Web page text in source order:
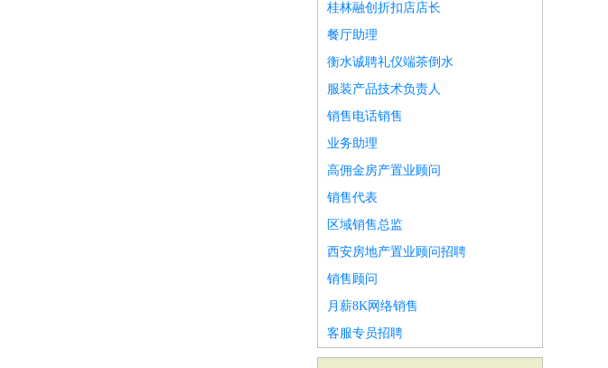
桂林融创折扣店店长
餐厅助理
衡水诚聘礼仪端茶倒水
服装产品技术负责人
销售电话销售
业务助理
高佣金房产置业顾问
销售代表
区域销售总监
西安房地产置业顾问招聘
销售顾问
月薪8K网络销售
客服专员招聘